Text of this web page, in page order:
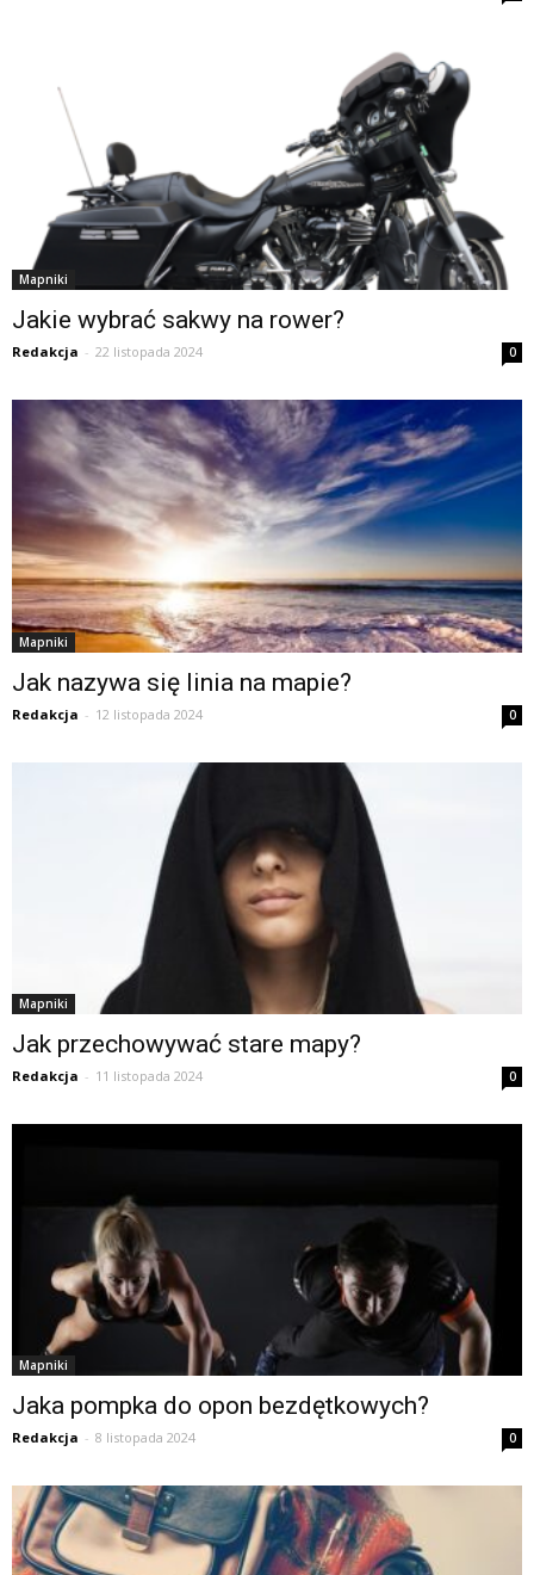
Mapniki
Jakie wybrać sakwy na rower?
Redakcja - 22 listopada 2024 0
Mapniki
Jak nazywa się linia na mapie?
Redakcja - 12 listopada 2024 0
Mapniki
Jak przechowywać stare mapy?
Redakcja - 11 listopada 2024 0
Mapniki
Jaka pompka do opon bezdętkowych?
Redakcja - 8 listopada 2024 0